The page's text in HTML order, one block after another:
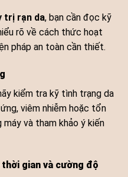
trị rạn da, bạn cần đọc kỹ
rõ về cách thức hoạt
pháp an toàn cần thiết.
kiểm tra kỹ tình trạng da
viêm nhiễm hoặc tổn
và tham khảo ý kiến
gian và cường độ